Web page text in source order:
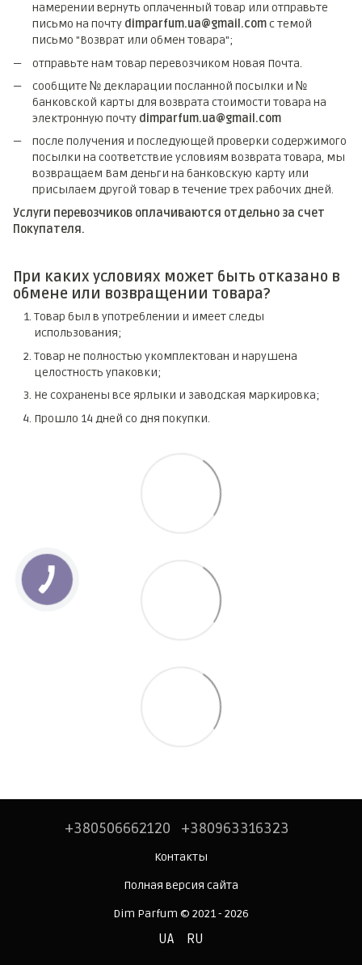
намерении вернуть оплаченный товар или отправьте
письмо на почту dimparfum.ua@gmail.comс темой
письмо "Возврат или обмен товара";
отправьте нам товар перевозчиком Новая Почта.
сообщите № декларации посланной посылки и №
банковской карты для возврата стоимости товара на
электронную почту dimparfum.ua@gmail.com
после получения и последующей проверки содержимого
посылки на соответствие условиям возврата товара, мы
возвращаем Вам деньги на банковскую карту или
присылаем другой товар в течение трех рабочих дней.
Услуги перевозчиков оплачиваются отдельно за счет
Покупателя.
При каких условиях может быть отказано в
обмене или возвращении товара?
Товар был в употреблении и имеет следы
использования;
Товар не полностью укомплектован и нарушена
целостность упаковки;
Не сохранены все ярлыки и заводская маркировка;
Прошло 14 дней со дня покупки.
+380506662120 +380963316323
Контакты
Полная версия сайта
Dim Parfum © 2021 - 2026
UA RU